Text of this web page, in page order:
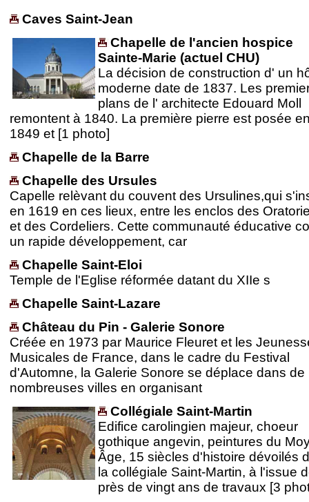
Caves Saint-Jean
Chapelle de l'ancien hospice
Sainte-Marie (actuel CHU)
La décision de construction d' un
moderne date de 1837. Les
plans de l' architecte Edouard Moll
remontent à 1840. La première pierre est posée
1849 et [1 photo]
Chapelle de la Barre
Chapelle des Ursules
Capelle relèvant du couvent des Ursulines,qui
en 1619 en ces lieux, entre les enclos des
et des Cordeliers. Cette communauté éducative
un rapide développement, car
Chapelle Saint-Eloi
Temple de l'Eglise réformée datant du XIIe s
Chapelle Saint-Lazare
Château du Pin - Galerie Sonore
Créée en 1973 par Maurice Fleuret et les
Musicales de France, dans le cadre du Festival
d'Automne, la Galerie Sonore se déplace dans de
nombreuses villes en organisant
Collégiale Saint-Martin
Edifice carolingien majeur, choeur
gothique angevin, peintures du
Âge, 15 siècles d'histoire dévoilés
la collégiale Saint-Martin, à l'issue
près de vingt ans de travaux [3